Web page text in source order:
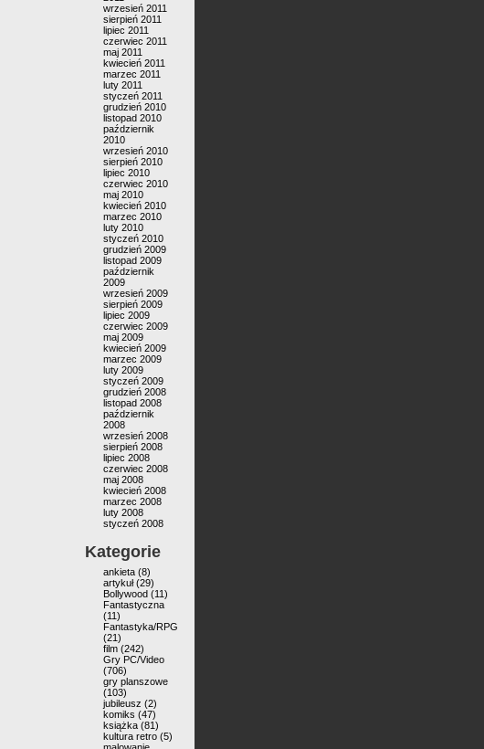
wrzesień 2011
sierpień 2011
lipiec 2011
czerwiec 2011
maj 2011
kwiecień 2011
marzec 2011
luty 2011
styczeń 2011
grudzień 2010
listopad 2010
październik
2010
wrzesień 2010
sierpień 2010
lipiec 2010
czerwiec 2010
maj 2010
kwiecień 2010
marzec 2010
luty 2010
styczeń 2010
grudzień 2009
listopad 2009
październik
2009
wrzesień 2009
sierpień 2009
lipiec 2009
czerwiec 2009
maj 2009
kwiecień 2009
marzec 2009
luty 2009
styczeń 2009
grudzień 2008
listopad 2008
październik
2008
wrzesień 2008
sierpień 2008
lipiec 2008
czerwiec 2008
maj 2008
kwiecień 2008
marzec 2008
luty 2008
styczeń 2008
Kategorie
ankieta (8)
artykuł(29)
Bollywood (11)
Fantastyczna
(11)
Fantastyka/RPG
(21)
film (242)
Gry PC/Video
(706)
gry planszowe
(103)
jubileusz (2)
komiks (47)
książka (81)
kultura retro (5)